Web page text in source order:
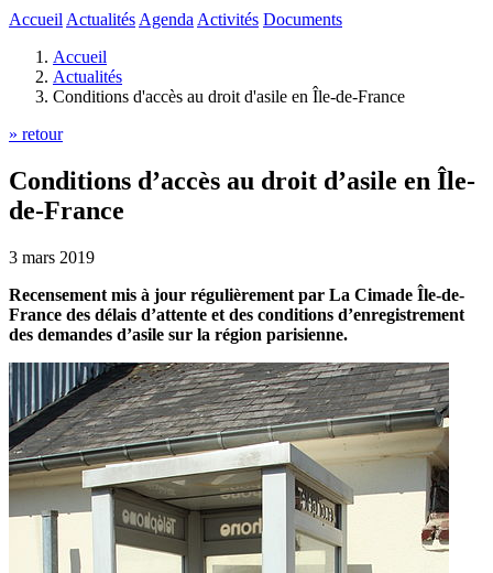
Accueil Actualités Agenda Activités Documents
Accueil
Actualités
Conditions d'accès au droit d'asile en Île-de-France
» retour
Conditions d’accès au droit d’asile en Île-
de-France
3 mars 2019
Recensement mis à jour régulièrement par La Cimade Île-de-
France des délais d’attente et des conditions d’enregistrement
des demandes d’asile sur la région parisienne.